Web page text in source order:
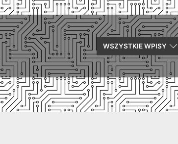
WSZYSTKIE WPISY